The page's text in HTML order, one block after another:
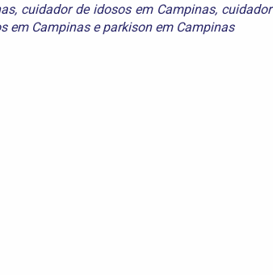
, cuidador de idosos em Campinas, cuidador
em Campinaseparkison em Campinas